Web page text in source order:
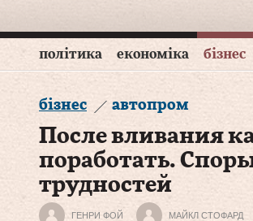
політика економіка бізнес
бізнес автопром
После вливания
поработать.
трудностей
ГЕНРИ ФОЙ МАЙКЛ СТОФАРД